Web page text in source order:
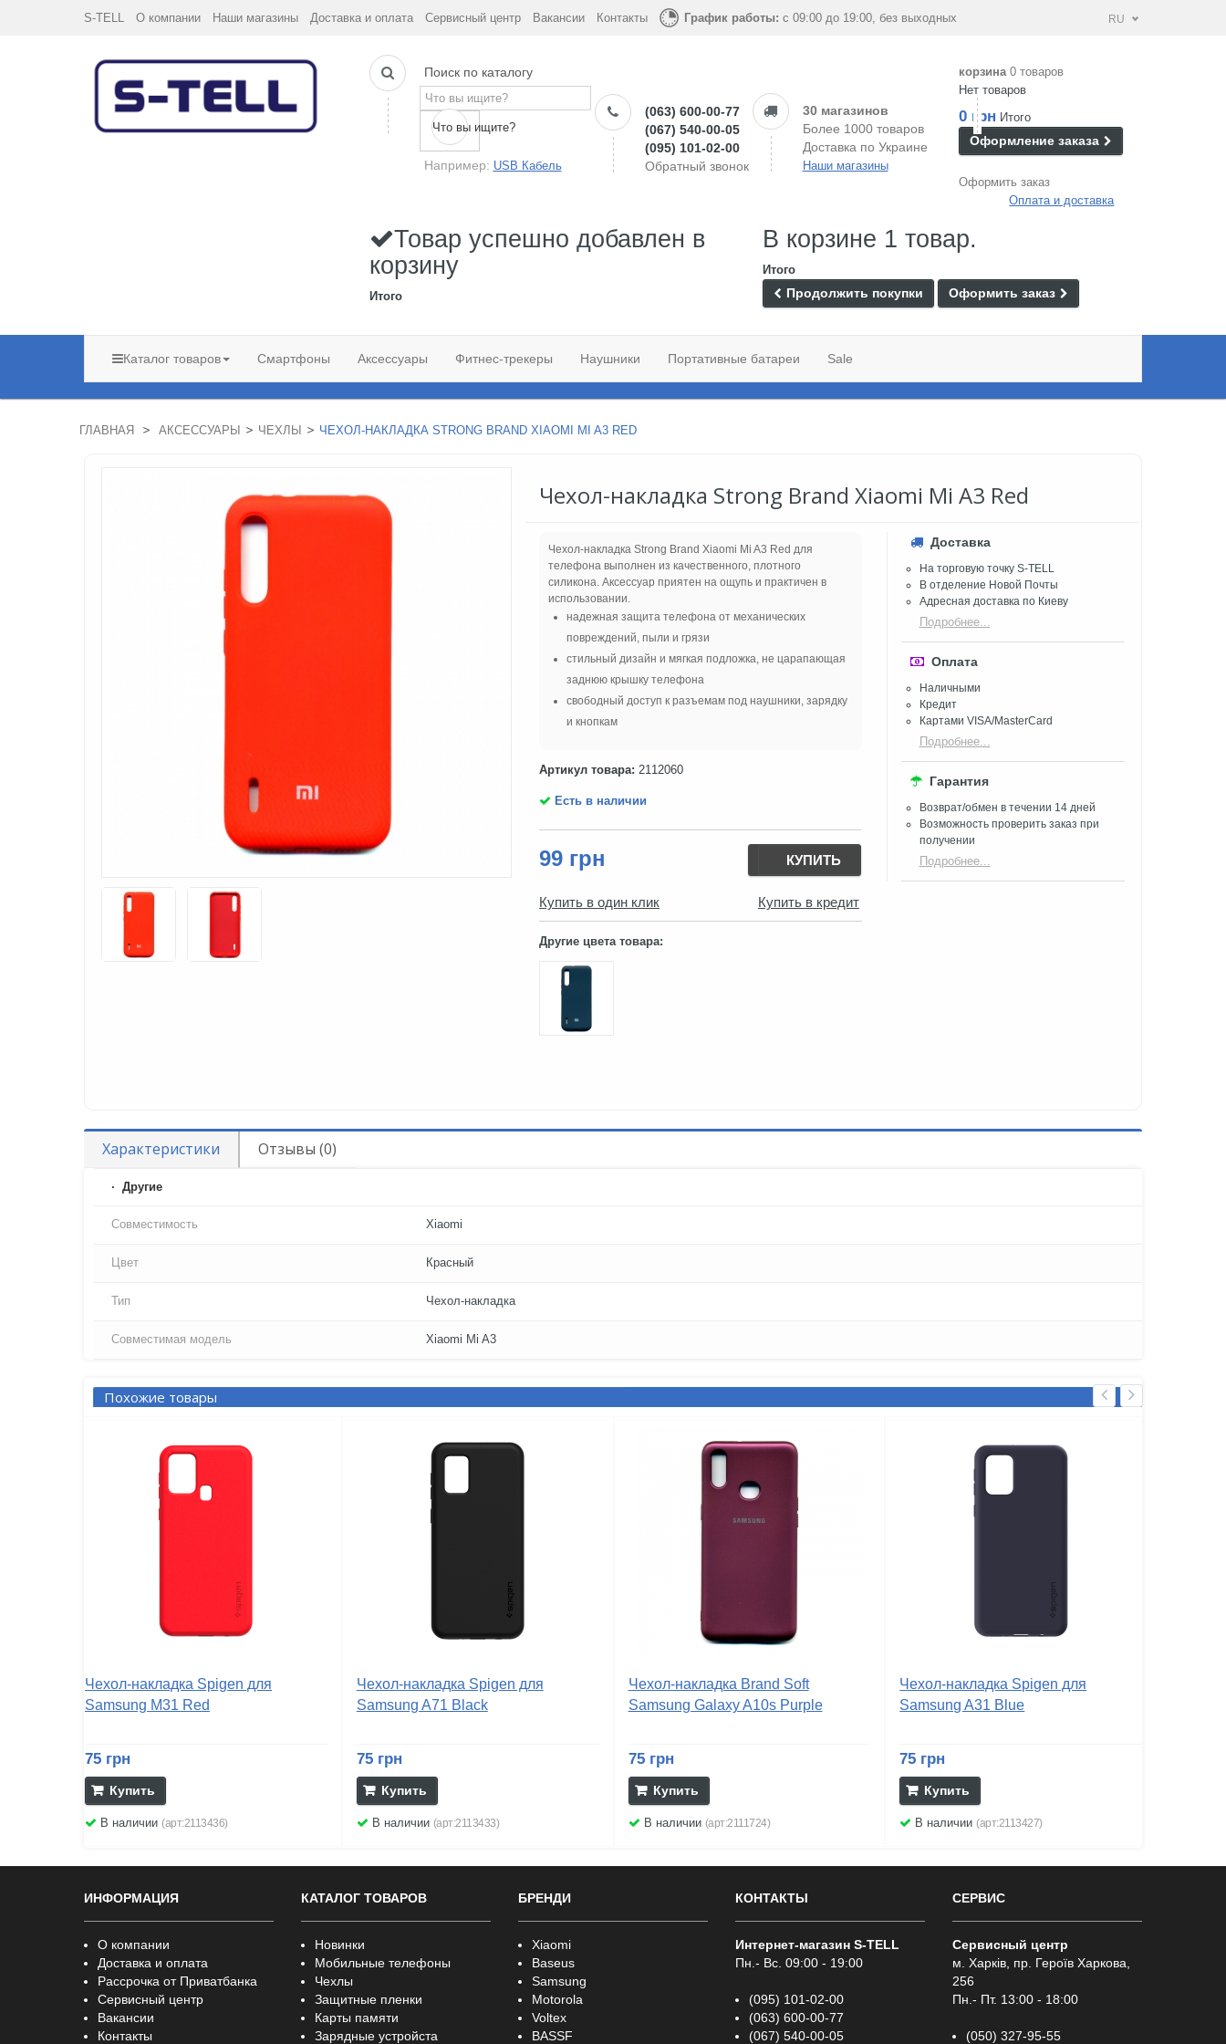
S-TELL О компании Наши магазины Доставка и оплата Сервисный центр Вакансии Контакты График работы: с 09:00 до 19:00, без выходных RU
Поиск по каталогу
Что вы ищите?
Например: USB Кабель
(063) 600-00-77
(067) 540-00-05
(095) 101-02-00
Обратный звонок
30 магазинов
Более 1000 товаров
Доставка по Украине
Наши магазины
корзина 0 товаров
Нет товаров
0 грн Итого
Оформление заказа
Оформить заказ
Оплата и доставка
Товар успешно добавлен в
корзину
Итого
В корзине 1 товар.
Итого
Продолжить покупки Оформить заказ
Каталог товаров Смартфоны Аксессуары Фитнес-трекеры Наушники Портативные батареи Sale
ГЛАВНАЯ > АКСЕССУАРЫ > ЧЕХЛЫ > ЧЕХОЛ-НАКЛАДКА STRONG BRAND XIAOMI MI A3 RED
Чехол-накладка Strong Brand Xiaomi Mi A3 Red
Чехол-накладка Strong Brand Xiaomi Mi A3 Red для
телефона выполнен из качественного, плотного
силикона. Аксессуар приятен на ощупь и практичен в
использовании.
надежная защита телефона от механических
повреждений, пыли и грязи
стильный дизайн и мягкая подложка, не царапающая
заднюю крышку телефона
свободный доступ к разъемам под наушники, зарядку
и кнопкам
Артикул товара: 2112060
Есть в наличии
99 грн КУПИТЬ
Купить в один клик Купить в кредит
Другие цвета товара:
Доставка
На торговую точку S-TELL
В отделение Новой Почты
Адресная доставка по Киеву
Подробнее...
Оплата
Наличными
Кредит
Картами VISA/MasterCard
Подробнее...
Гарантия
Возврат/обмен в течении 14 дней
Возможность проверить заказ при
получении​
Подробнее...
Характеристики Отзывы (0)
Другие
Совместимость Xiaomi
Цвет Красный
Тип Чехол-накладка
Совместимая модель Xiaomi Mi A3
Похожие товары
Чехол-накладка Spigen для
Samsung M31 Red
75 грн
Купить
В наличии (арт:2113436)
Чехол-накладка Spigen для
Samsung A71 Black
75 грн
Купить
В наличии (арт:2113433)
Чехол-накладка Brand Soft
Samsung Galaxy A10s Purple
75 грн
Купить
В наличии (арт:2111724)
Чехол-накладка Spigen для
Samsung A31 Blue
75 грн
Купить
В наличии(арт:2113427)
ИНФОРМАЦИЯ
О компании
Доставка и оплата
Рассрочка от Приватбанка
Сервисный центр
Вакансии
Контакты
КАТАЛОГ ТОВАРОВ
Новинки
Мобильные телефоны
Чехлы
Защитные пленки
Карты памяти
Зарядные устройста
БРЕНДИ
Xiaomi
Baseus
Samsung
Motorola
Voltex
BASSF
КОНТАКТЫ
Интернет-магазин S-TELL
Пн.- Вс. 09:00 - 19:00
(095) 101-02-00
(063) 600-00-77
(067) 540-00-05
СЕРВИС
Сервисный центр
м. Харків, пр. Героїв Харкова,
256
Пн.- Пт. 13:00 - 18:00
(050) 327-95-55